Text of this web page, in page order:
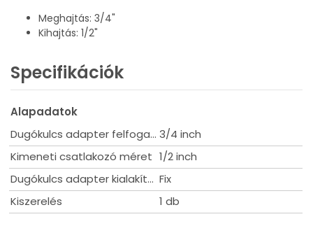
Meghajtás: 3/4"
Kihajtás: 1/2"
Specifikációk
Alapadatok
Dugókulcs adapter felfogatás 3/4 inch
Kimeneti csatlakozó méret 1/2 inch
Dugókulcs adapter kialakítása Fix
Kiszerelés
1 db